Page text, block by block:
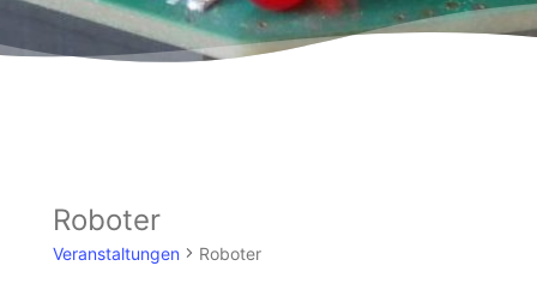
Roboter
Veranstaltungen Roboter